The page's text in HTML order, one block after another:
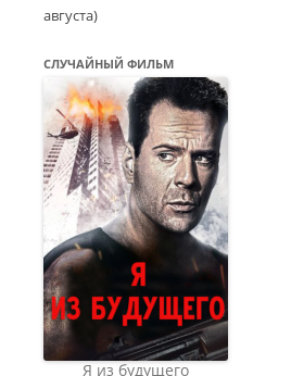
августа)
СЛУЧАЙНЫЙ ФИЛЬМ
Я из будущего